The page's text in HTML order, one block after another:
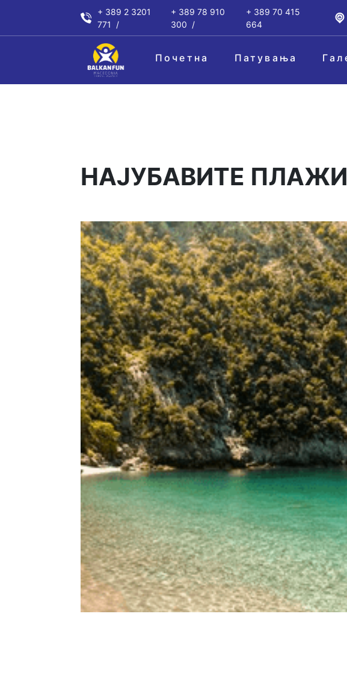
+ 389 2 3201
771
+ 389 78 910
300
+ 389 70 415
664
Почетна Патувања
НАЈУБАВИТЕ